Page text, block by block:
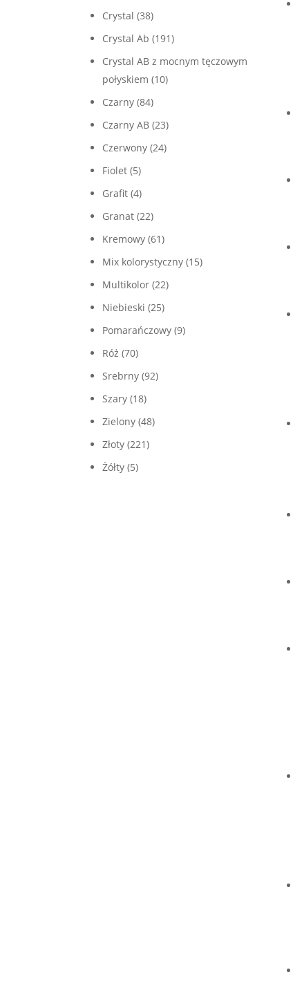
Crystal (38)
Crystal Ab (191)
Crystal AB z mocnym tęczowym
połyskiem (10)
Czarny (84)
Czarny AB (23)
Czerwony (24)
Fiolet (5)
Grafit (4)
Granat (22)
Kremowy (61)
Mix kolorystyczny (15)
Multikolor (22)
Niebieski (25)
Pomarańczowy (9)
Róż (70)
Srebrny (92)
Szary (18)
Zielony (48)
Złoty (221)
Żółty (5)